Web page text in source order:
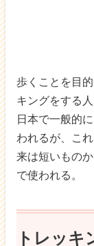
歩くことを目的
キングをする
日本で一般的
われるが、こ
来は短いもの
で使われる。
トレッキ